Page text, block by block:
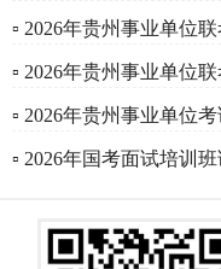
▫ 2026年贵州事业单位
▫ 2026年贵州事业单位
▫ 2026年贵州事业单位
▫ 2026年国考面试培训